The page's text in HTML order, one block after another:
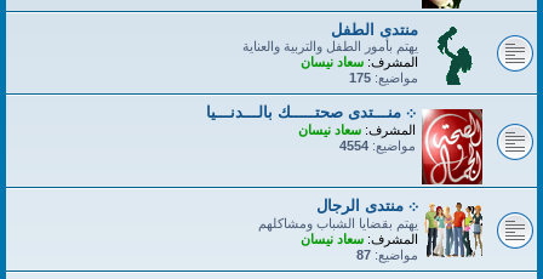
منتدى الطفل
يهتم بأمور الطفل والتربية والعناية
المشرف: سعاد نيسان
مواضيع: 175
܀ منـــتدى صحتـــــك بالـــدنـــيا
المشرف: سعاد نيسان
مواضيع: 4554
܀ منتدى الرجال
يهتم بقضايا الشباب ومشاكلهم
المشرف: سعاد نيسان
مواضيع: 87